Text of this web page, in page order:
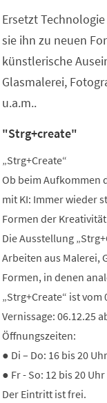
Ersetzt
sie ihn zu neuen
künstlerische
Glasmalerei,
u.a.m..
"Strg+create"
„Strg+Create“
Ob beim Aufkommen
mit KI: Immer wieder
Formen der
Die Ausstellung
Arbeiten aus Malerei,
Formen, in denen
„Strg+Create“ ist
Vernissage: 06.12.25
Öffnungszeiten:
● Di – Do: 16 bis 20 Uhr
● Fr - So: 12 bis 20 Uhr
Der Eintritt ist frei.